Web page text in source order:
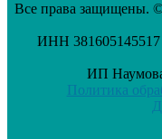
Все права защищены.
ИНН
ИП
Политика